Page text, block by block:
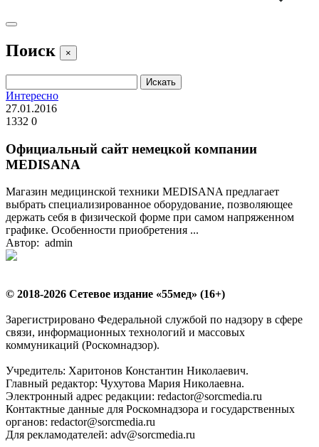
Поиск ×
Интересно
27.01.2016
1332 0
Официальный сайт немецкой компании
MEDISANA
Магазин медицинской техники MEDISANA предлагает
выбрать специализированное оборудование, позволяющее
держать себя в физической форме при самом напряженном
графике. Особенности приобретения ...
Автор: admin
© 2018-2026 Сетевое издание «55мед» (16+)
Зарегистрировано Федеральной службой по надзору в сфере
связи, информационных технологий и массовых
коммуникаций (Роскомнадзор).
Учредитель: Харитонов Константин Николаевич.
Главный редактор: Чухутова Мария Николаевна.
Электронный адрес редакции: redactor@sorcmedia.ru
Контактные данные для Роскомнадзора и государственных
органов: redactor@sorcmedia.ru
Для рекламодателей: adv@sorcmedia.ru